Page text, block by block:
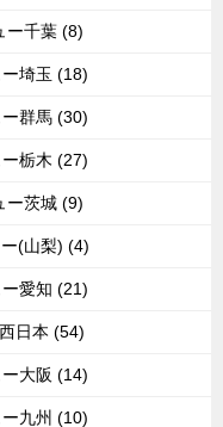
ー千葉 (8)
埼玉 (18)
群馬 (30)
栃木 (27)
ー茨城 (9)
(山梨) (4)
愛知 (21)
日本 (54)
大阪 (14)
九州 (10)